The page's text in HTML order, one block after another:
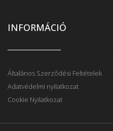
INFORMÁCIÓ
Általános Szerződési Feltételek
Adatvédelmi nyilatkozat
Cookie Nyilatkozat